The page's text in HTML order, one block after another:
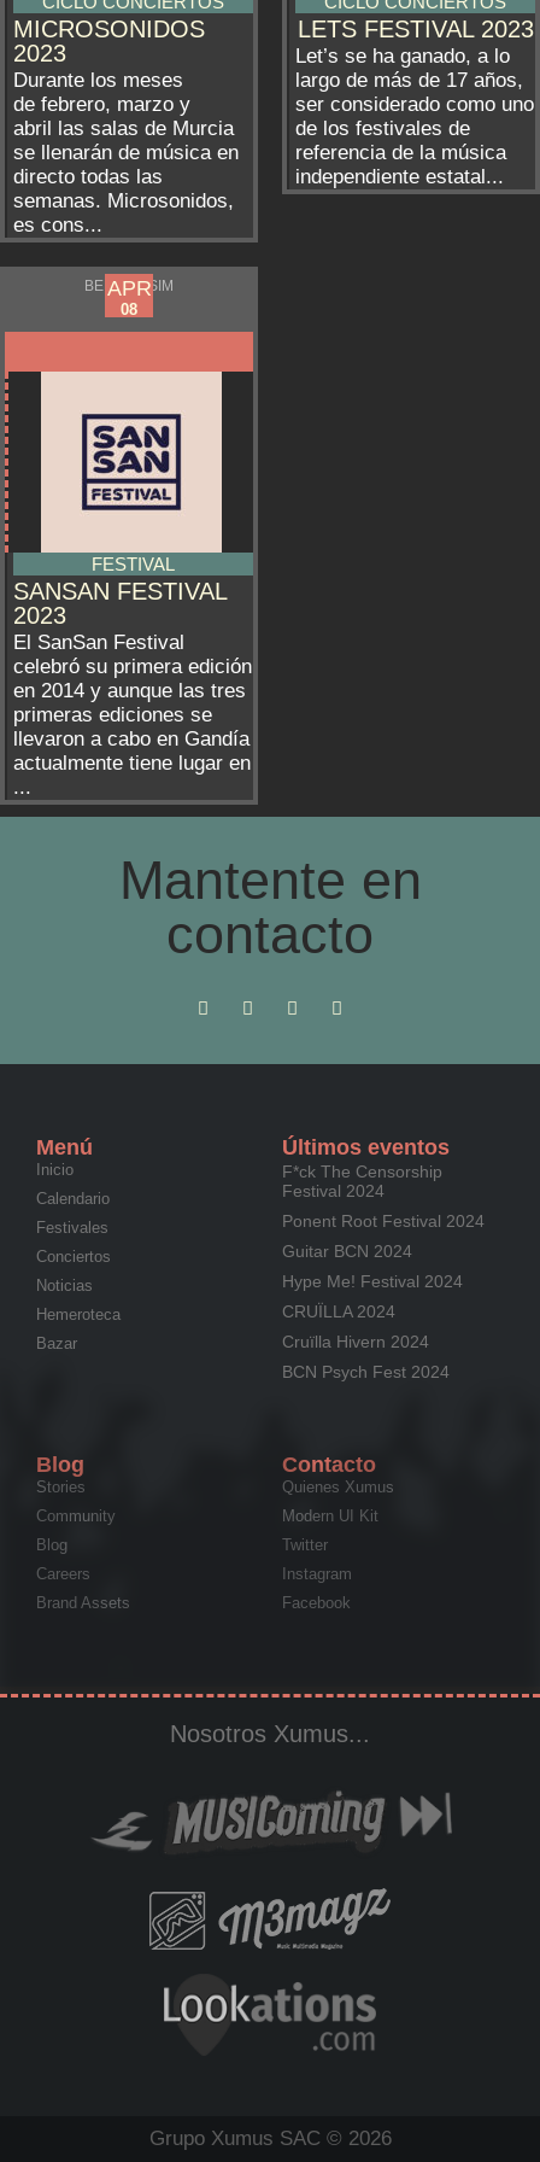
MICROSONIDOS
2023
Durante los meses
de febrero, marzo y
abril las salas de Murcia
se llenarán de música en
directo todas las
semanas. Microsonidos,
es cons...
LETS FESTIVAL 2023
Let’s se ha ganado, a lo
largo de más de 17 años,
ser considerado como uno
de los festivales de
referencia de la música
independiente estatal...
BENICÀSSIM
APR
06
APR
08
FESTIVAL
SANSAN FESTIVAL
2023
El SanSan Festival
celebró su primera edición
en 2014 y aunque las tres
primeras ediciones se
llevaron a cabo en Gandía
actualmente tiene lugar en
...
Mantente en
contacto
Menú
Inicio
Calendario
Festivales
Conciertos
Noticias
Hemeroteca
Bazar
Últimos eventos
F*ck The Censorship
Festival 2024
Ponent Root Festival 2024
Guitar BCN 2024
Hype Me! Festival 2024
CRUÏLLA 2024
Cruïlla Hivern 2024
BCN Psych Fest 2024
Blog
Stories
Community
Blog
Careers
Brand Assets
Contacto
Quienes Xumus
Modern UI Kit
Twitter
Instagram
Facebook
Nosotros Xumus...
Grupo Xumus SAC © 2026